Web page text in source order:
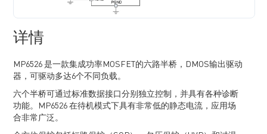
详情
MP6526 是一款集成功率MOSFET的六路半桥，DMOS输出驱动
器，可驱动多达6个不同负载。
六个半桥可通过标准数据接口分别独立控制，并具有各种诊断
功能。MP6526 在待机模式下具有非常低的静态电流，应用场
合非常广泛。